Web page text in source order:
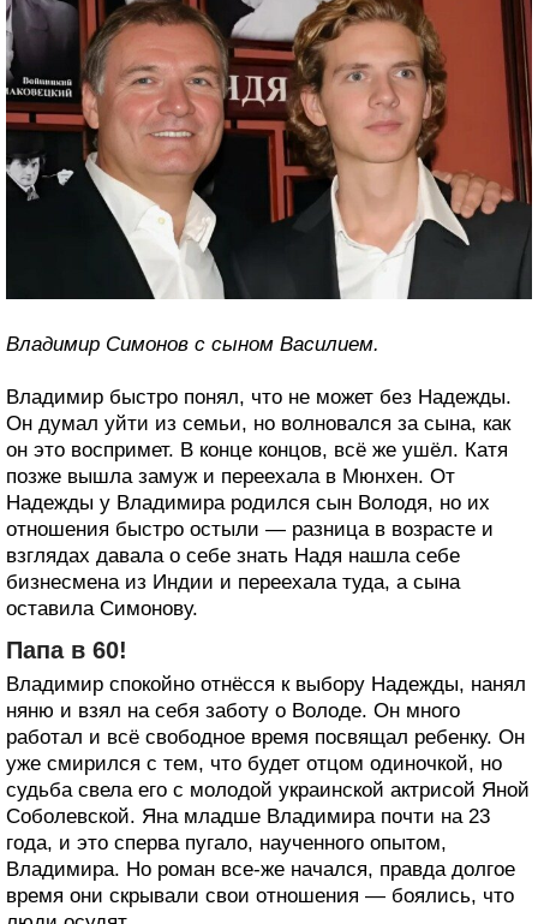
Владимир Симонов с сыном Василием.
Владимир быстро понял, что не может без Надежды.
Он думал уйти из семьи, но волновался за сына, как
он это воспримет. В конце концов, всё же ушёл. Катя
позже вышла замуж и переехала в Мюнхен. От
Надежды у Владимира родился сын Володя, но их
отношения быстро остыли — разница в возрасте и
взглядах давала о себе знать Надя нашла себе
бизнесмена из Индии и переехала туда, а сына
оставила Симонову.
Папа в 60!
Владимир спокойно отнёсся к выбору Надежды, нанял
няню и взял на себя заботу о Володе. Он много
работал и всё свободное время посвящал ребенку. Он
уже смирился с тем, что будет отцом одиночкой, но
судьба свела его с молодой украинской актрисой Яной
Соболевской. Яна младше Владимира почти на 23
года, и это сперва пугало, наученного опытом,
Владимира. Но роман все-же начался, правда долгое
время они скрывали свои отношения — боялись, что